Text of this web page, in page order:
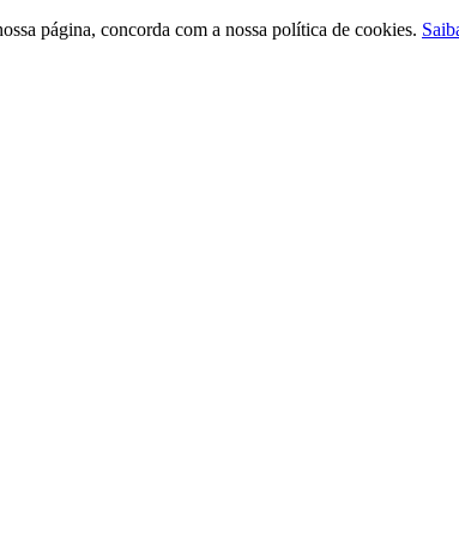
página, concorda com a nossa política de cookies.